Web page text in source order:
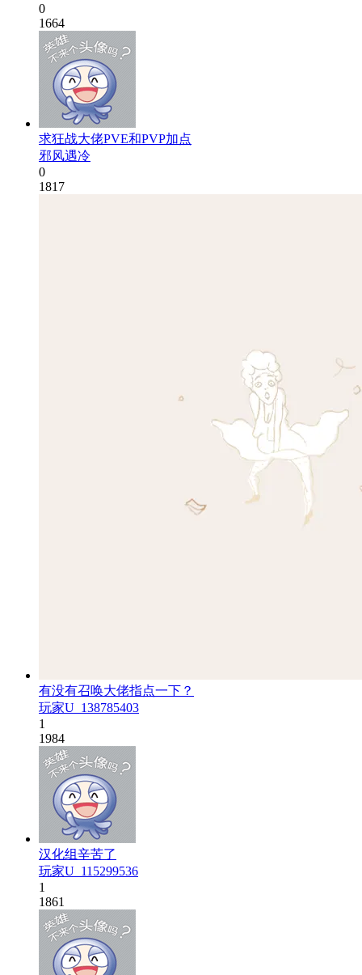
0
1664
求狂战大佬PVE和PVP加点
邪风遇冷
0
1817
有没有召唤大佬指点一下？
玩家U_138785403
1
1984
汉化组辛苦了
玩家U_115299536
1
1861